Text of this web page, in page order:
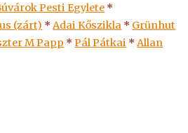
Pesti Egylete *
(zárt) *Adai Kőszikla * Grünhut
M Papp *Pál Pátkai *Allan